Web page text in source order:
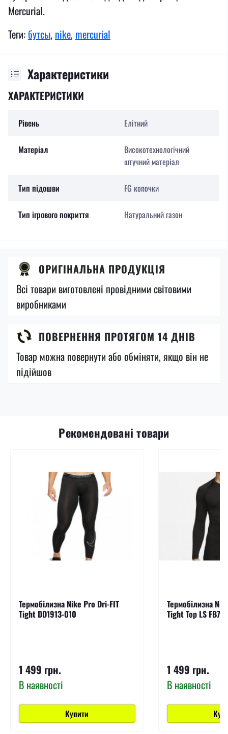
Mercurial.
Теги: бутсы, nike, mercurial
Характеристики
ХАРАКТЕРИСТИКИ
Рівень Елітний
Матеріал
Високотехнологічний
штучний матеріал
Тип підошви FG копочки
Тип ігрового покриття Натуральний газон
ОРИГІНАЛЬНА ПРОДУКЦІЯ
Всі товари виготовлені провідними світовими
виробниками
ПОВЕРНЕННЯ ПРОТЯГОМ 14 ДНІВ
Товар можна повернути або обміняти, якщо він не
підійшов
Рекомендовані товари
Термобілизна Nike Pro Dri-FIT
Tight DD1913-010
1 499 грн.
В наявності
Купити
Термобілизна
Tight Top LS
1 499 грн.
В наявності